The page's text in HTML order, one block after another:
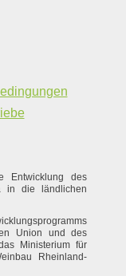
Entwicklung des
in die ländlichen
Union und des
Ministerium für
Rheinland-